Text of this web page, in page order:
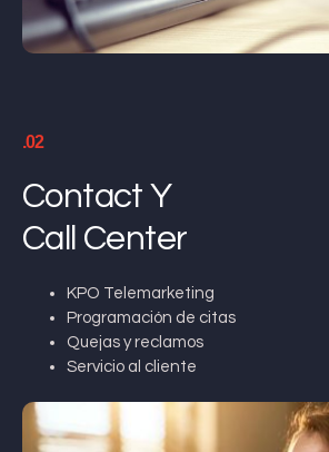
.02
Contact Y
Call Center
KPO Telemarketing
Programación de citas
Quejas y reclamos
Servicio al cliente